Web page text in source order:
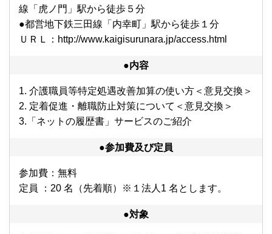
線「⻁ノ⾨」駅から徒歩５分
●都営地下鉄三⽥線「内幸町」駅から徒歩１分
ＵＲＬ：http://www.kaigisurunara.jp/access.html
●内容
1. 介護職員等特定処遇改善加算の使い方＜意見交換＞
2. 定着促進・離職防止対策について＜意見交換＞
3.「ネットの履歴書」サービスのご紹介
●参加費及び定員
参加費：無料
定員 ：20 名（先着順）※１法⼈1 名とします。
●対象